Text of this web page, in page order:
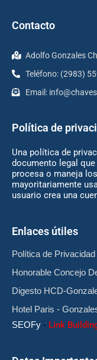
Contacto
Adolfo Gonzales
Teléfono: (2983)
Email:
Política de
Una política de
documento legal
procesa o maneja
mayoritariamente
usuario crea una
Enlaces útiles
Política de Privacidad
Honorable Concejo
Digesto HCD-
Hotel Paris -
SEOFy - Link